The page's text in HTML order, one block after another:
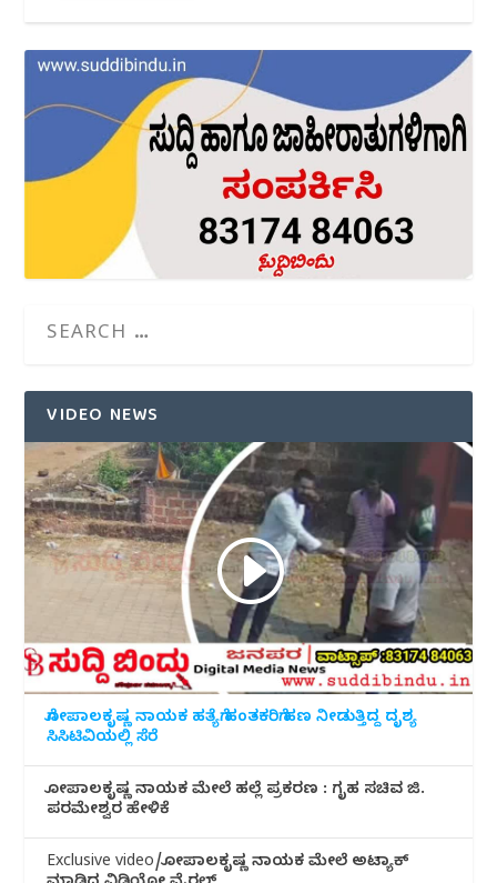
VIDEO NEWS
ಗೋಪಾಲಕೃಷ್ಣ ನಾಯಕ ಹತ್ಯೆಗೆ ಹಂತಕರಿಗೆ ಹಣ ನೀಡುತ್ತಿದ್ದ ದೃಶ್ಯ
ಸಿಸಿಟಿವಿಯಲ್ಲಿ ಸೆರೆ
ಗೋಪಾಲಕೃಷ್ಣ ನಾಯಕ ಮೇಲೆ ಹಲ್ಲೆ ಪ್ರಕರಣ : ಗೃಹ ಸಚಿವ ಜಿ.
ಪರಮೇಶ್ವರ ಹೇಳಿಕೆ
Exclusive video/ಗೋಪಾಲಕೃಷ್ಣ ನಾಯಕ ಮೇಲೆ ಅಟ್ಯಾಕ್